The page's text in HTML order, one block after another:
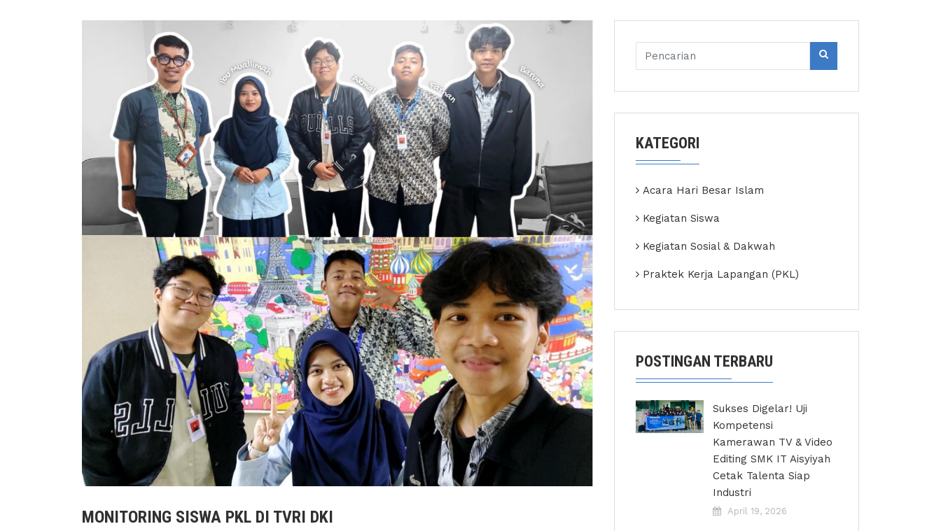
MONITORING SISWA PKL DI TVRI DKI
KATEGORI
Acara Hari Besar Islam
Kegiatan Siswa
Kegiatan Sosial & Dakwah
Praktek Kerja Lapangan (PKL)
POSTINGAN TERBARU
Sukses Digelar! Uji
Kompetensi
Kamerawan TV & Video
Editing SMK IT Aisyiyah
Cetak Talenta Siap
Industri
April 19, 2026